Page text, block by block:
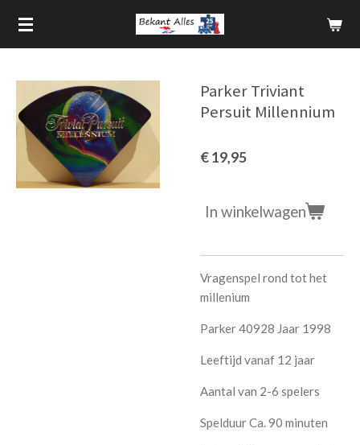
Ga
direct
hoofdinhoud
Parker Triviant
Persuit Millennium
€ 19,95
In winkelwagen
Vragenspel rond tot het
millenium
Parker 40928 Jaar 1998
Leeftijd vanaf 12 jaar
Aantal van 2-6 spelers
Spelduur Ca. 90 minuten